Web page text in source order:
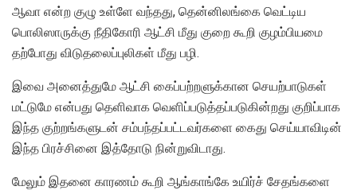
ஆவா என்ற குழு உள்ளே வந்தது, தென்னிலங்கை வெட்டிய
பொலிஸாருக்கு நீதிகோரி ஆட்சி மீது குறை கூறி குழம்பியமை
தற்போது விடுதலைப்புலிகள் மீது பழி.
இவை அனைத்துமே ஆட்சி கைப்பற்றளுக்கான செயற்பாடுகள்
மட்டுமே என்பது தெளிவாக வெளிப்படுத்தப்படுகின்றது குறிப்பாக
இந்த குற்றங்களுடன் சம்பந்தப்பட்டவர்களை கைது செய்யாவிடின்
இந்த பிரச்சினை இத்தோடு நின்றுவிடாது.
மேலும் இதனை காரணம் கூறி ஆங்காங்கே உயிர்ச் சேதங்களை